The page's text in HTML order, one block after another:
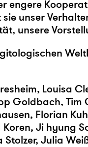
engere
unser
unsere
Louisa
Goldbach, Tim
Florian
Ji hyung
Stolzer, Julia